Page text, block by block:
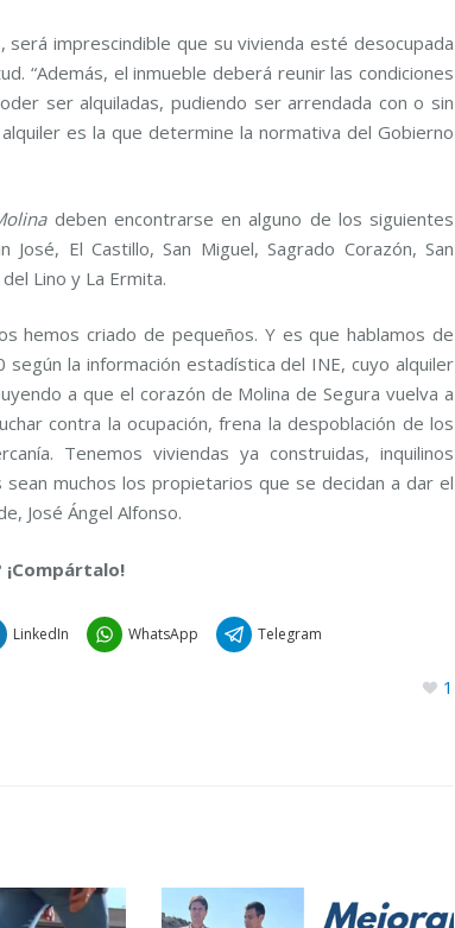
imprescindible que su vivienda esté desocupada
“Además, el inmueble deberá reunir las condiciones
ser alquiladas, pudiendo ser arrendada con o sin
es la que determine la normativa del Gobierno
deben encontrarse en alguno de los siguientes
El Castillo, San Miguel, Sagrado Corazón, San
Lino y La Ermita.
hemos criado de pequeños. Y es que hablamos de
la información estadística del INE, cuyo alquiler
a que el corazón de Molina de Segura vuelva a
contra la ocupación, frena la despoblación de los
Tenemos viviendas ya construidas, inquilinos
muchos los propietarios que se decidan a dar el
José Ángel Alfonso.
¡Compártalo!
LinkedIn WhatsApp Telegram
1